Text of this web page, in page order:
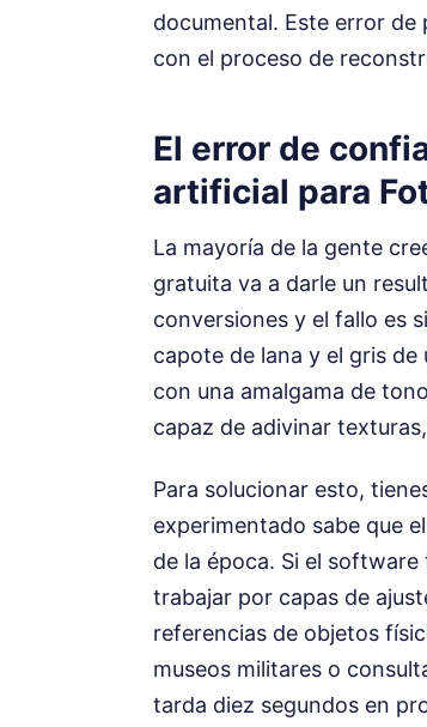
documental. Este error
con el proceso de
El error de
artificial para
La mayoría de la gente
gratuita va a darle un
conversiones y el fallo es
capote de lana y el gris
con una amalgama de
capaz de adivinar
Para solucionar esto,
experimentado sabe que
de la época. Si el
trabajar por capas de
referencias de objetos
museos militares o
tarda diez segundos en